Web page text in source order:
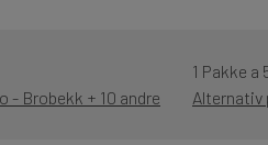
- Brobekk + 10 andre
1 Pakke a
Alternativ